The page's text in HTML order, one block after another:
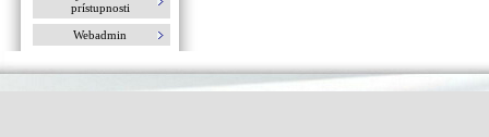
prístupnosti
Webadmin